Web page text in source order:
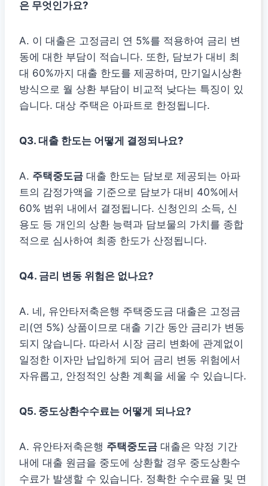
은 무엇인가요?
A. 이 대출은 고정금리 연 5%를 적용하여 금리 변
동에 대한 부담이 적습니다. 또한, 담보가 대비 최
대 60%까지 대출 한도를 제공하며, 만기일시상환
방식으로 월 상환 부담이 비교적 낮다는 특징이 있
습니다. 대상 주택은 아파트로 한정됩니다.
Q3. 대출 한도는 어떻게 결정되나요?
A. 주택중도금 대출 한도는 담보로 제공되는 아파
트의 감정가액을 기준으로 담보가 대비 40%에서
60% 범위 내에서 결정됩니다. 신청인의 소득, 신
용도 등 개인의 상환 능력과 담보물의 가치를 종합
적으로 심사하여 최종 한도가 산정됩니다.
Q4. 금리 변동 위험은 없나요?
A. 네, 유안타저축은행 주택중도금 대출은 고정금
리(연 5%) 상품이므로 대출 기간 동안 금리가 변동
되지 않습니다. 따라서 시장 금리 변화에 관계없이
일정한 이자만 납입하게 되어 금리 변동 위험에서
자유롭고, 안정적인 상환 계획을 세울 수 있습니다.
Q5. 중도상환수수료는 어떻게 되나요?
A. 유안타저축은행 주택중도금 대출은 약정 기간
내에 대출 원금을 중도에 상환할 경우 중도상환수
수료가 발생할 수 있습니다. 정확한 수수료율 및 면